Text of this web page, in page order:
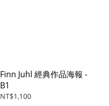
Finn Juhl 經典作品海報 -
B1
NT$1,100